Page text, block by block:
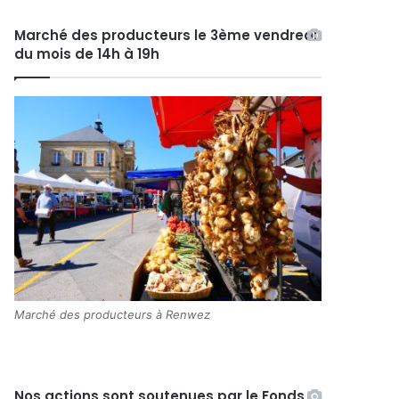
Marché des producteurs le 3ème vendredi
du mois de 14h à 19h
Marché des producteurs à Renwez